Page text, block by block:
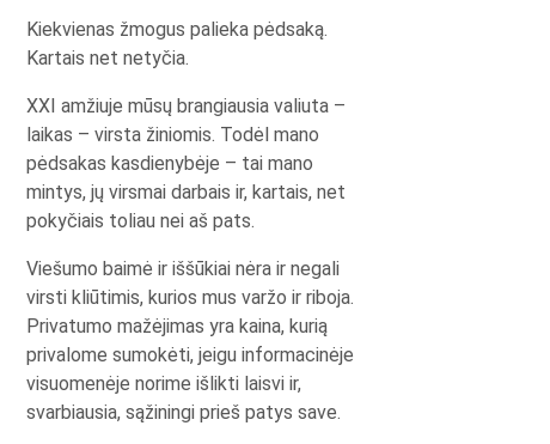
Kiekvienas žmogus palieka pėdsaką.
Kartais net netyčia.
XXI amžiuje mūsų brangiausia valiuta –
laikas – virsta žiniomis. Todėl mano
pėdsakas kasdienybėje – tai mano
mintys, jų virsmai darbais ir, kartais, net
pokyčiais toliau nei aš pats.
Viešumo baimė ir iššūkiai nėra ir negali
virsti kliūtimis, kurios mus varžo ir riboja.
Privatumo mažėjimas yra kaina, kurią
privalome sumokėti, jeigu informacinėje
visuomenėje norime išlikti laisvi ir,
svarbiausia, sąžiningi prieš patys save.